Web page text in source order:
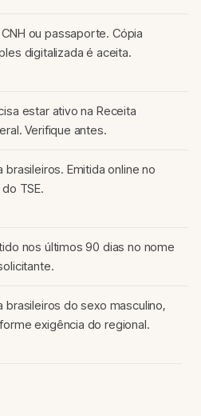
CNH ou passaporte. Cópia
digitalizada é aceita.
estar ativo na Receita
Verifique antes.
brasileiros. Emitida online no
TSE.
nos últimos 90 dias no nome
brasileiros do sexo masculino,
exigência do regional.